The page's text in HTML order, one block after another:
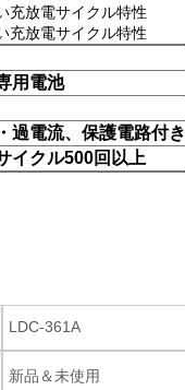
用電池
過電流、保護電路付き
イクル500回以上
LDC-361A
新品＆未使用